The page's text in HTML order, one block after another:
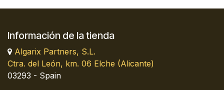
Información de la tienda
Algarix Partners, S.L.
Ctra. del León, km. 06 Elche (Alicante)
03293 - Spain